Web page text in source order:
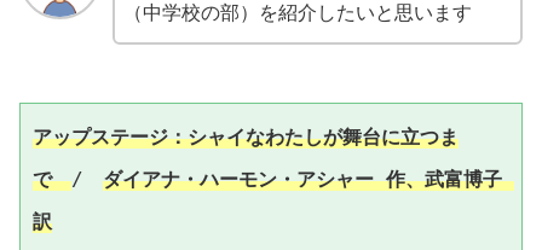
（中学校の部）を紹介したいと思います
アップステージ：シャイなわたしが舞台に立つま
で
/ ダイアナ・ハーモン・アシャー 作、武富博子
訳